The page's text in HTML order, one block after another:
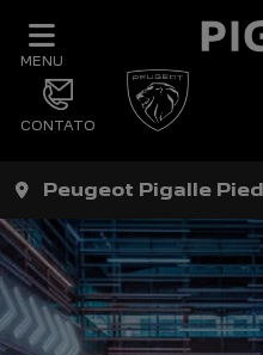
MENU
CONTATO
Peugeot Pigalle